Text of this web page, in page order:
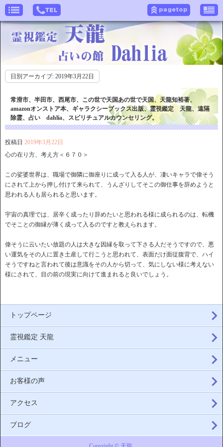
日別アーカイブ: 2019年3月22日
常滑市、半田市、西尾市、この世で天国あの世で天国、天龍知裕著、
amazonオンストア本、ギャラクシーブックス出版、霊視鑑定 天龍、遠隔
除霊、占い dahlia、スピリチュアルカウンセリング。
投稿日 2019年3月22日
心の在り方、考え方＜６７０＞
この娑婆世界は、職場で御隣に御座りに成って入る人が、凄いキャラで偉そう
にされて上から押し付けて来られて、うんざりしてそこの御仕事を辞めようと
思われる人も居られると思います。
宇宙の真理では、居辛く成ったり辞めたいと思われる様に成られるのは、転機
でそことの御縁が薄く成って入るのですと教えられます。
偉そうに云いたい放題の人は大きな因縁を取って下さる人だそうですので、悪
い運気をその人に置き土産して行こうと思われて、表面だけ面従腹背で、ハイ
そうですねと言われて後は意識をその人から切って、気にしない様に考えない
様にされて、目の前の現実に向けて進まれると良いでしょう。
トップページ
霊視鑑定 天龍
メニュー
お客様の声
アクセス
ブログ